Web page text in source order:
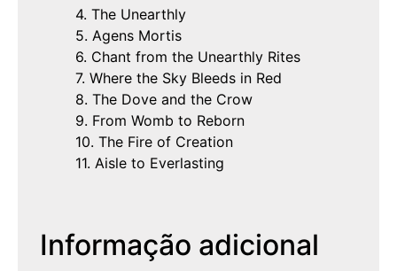
4. The Unearthly
5. Agens Mortis
6. Chant from the Unearthly Rites
7. Where the Sky Bleeds in Red
8. The Dove and the Crow
9. From Womb to Reborn
10. The Fire of Creation
11. Aisle to Everlasting
Informação adicional